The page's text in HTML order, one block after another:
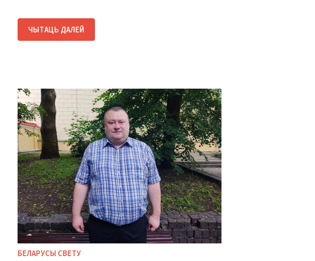
ЧЫТАЦЬ ДАЛЕЙ
БЕЛАРУСЫ СВЕТУ